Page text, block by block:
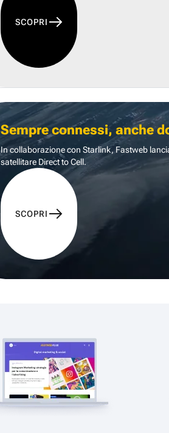
SCOPRI
Sempre connessi, anche
In collaborazione con Starlink, Fastweb
satellitare Direct to Cell.
SCOPRI